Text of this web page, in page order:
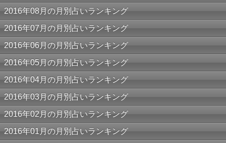
2016年08月の月別占いランキング
2016年07月の月別占いランキング
2016年06月の月別占いランキング
2016年05月の月別占いランキング
2016年04月の月別占いランキング
2016年03月の月別占いランキング
2016年02月の月別占いランキング
2016年01月の月別占いランキング